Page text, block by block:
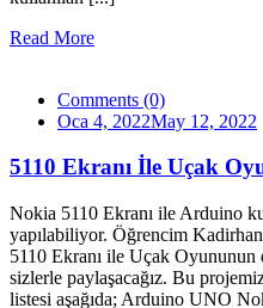
Read More
Comments (0)
Oca 4, 2022May 12, 2022
5110 Ekranı İle Uçak
Nokia 5110 Ekranı ile Arduino
yapılabiliyor. Öğrencim
5110 Ekranı ile Uçak Oyununun
sizlerle paylaşacağız. Bu
listesi aşağıda; Arduino UNO